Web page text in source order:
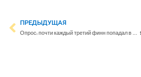
ПРЕДЫДУЩАЯ
Опрос: почти каждый третий финн попадал в потенциально опасную ситуацию с электросамокатом